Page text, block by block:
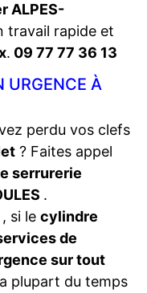
ALPES-
travail rapide et
. 09 77 77 36 13
URGENCE À
perdu vos clefs
? Faites appel
serrurerie
.
, si le cylindre
de
sur tout
plupart du temps